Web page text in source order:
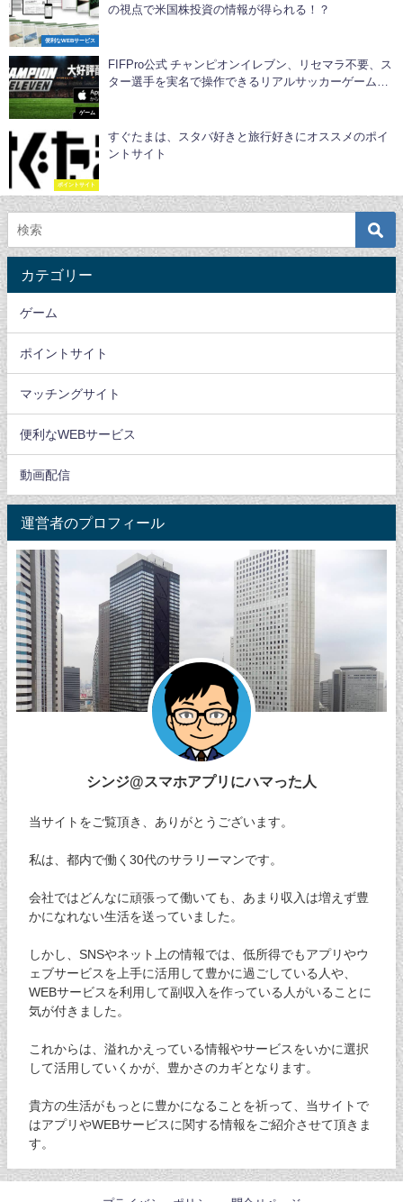
便利なWEBサービス
の視点で米国株投資の情報が得られる！？
ゲーム
FIFPro公式 チャンピオンイレブ‪ン、リセマラ不要、ス
ター選手を実名で操作できるリアルサッカーゲームア
ポイントサイト
すぐたまは、スタバ好きと旅行好きにオススメのポイ
ントサイト
カテゴリー
ゲーム
ポイントサイト
マッチングサイト
便利なWEBサービス
動画配信
運営者のプロフィール
シンジ@スマホアプリにハマった人
当サイトをご覧頂き、ありがとうございます。
私は、都内で働く30代のサラリーマンです。
会社ではどんなに頑張って働いても、あまり収入は増えず豊
かになれない生活を送っていました。
しかし、SNSやネット上の情報では、低所得でもアプリやウ
ェブサービスを上手に活用して豊かに過ごしている人や、
WEBサービスを利用して副収入を作っている人がいることに
気が付きました。
これからは、溢れかえっている情報やサービスをいかに選択
して活用していくかが、豊かさのカギとなります。
貴方の生活がもっとに豊かになることを祈って、当サイトで
はアプリやWEBサービスに関する情報をご紹介させて頂きま
す。